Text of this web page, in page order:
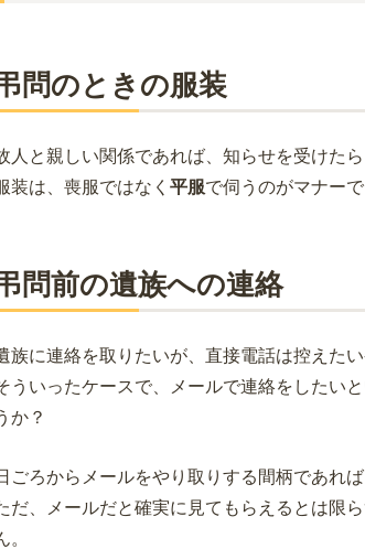
問のときの服装
人と親しい関係であれば、知らせを受けたら
装は、喪服ではなく 平服で伺うのがマナー
問前の遺族への連絡
族に連絡を取りたいが、直接電話は控えた
ういったケースで、メールで連絡をしたい
か？
ごろからメールをやり取りする間柄であれば
だ、メールだと確実に見てもらえるとは限
。